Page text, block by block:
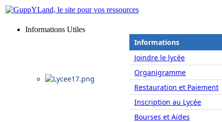
Informations Utiles
Informations
Joindre le lycée
Organigramme
Restauration et Paiement
Inscription au Lycée
Bourses et Aides